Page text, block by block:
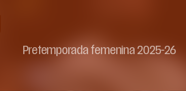
Pretemporada femenina 2025-26